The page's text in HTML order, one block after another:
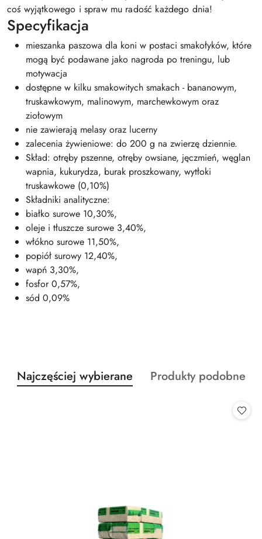
coś wyjątkowego i spraw mu radość każdego dnia!
Specyfikacja
mieszanka paszowa dla koni w postaci smakołyków, które
mogą być podawane jako nagroda po treningu, lub
motywacja
dostępne w kilku smakowitych smakach - bananowym,
truskawkowym, malinowym, marchewkowym oraz
ziołowym
nie zawierają melasy oraz lucerny
zalecenia żywieniowe: do 200 g na zwierzę dziennie.
Skład: otręby pszenne, otręby owsiane, jęczmień, węglan
wapnia, kukurydza, burak proszkowany, wytłoki
truskawkowe (0,10%)
Składniki analityczne:
białko surowe 10,30%,
oleje i tłuszcze surowe 3,40%,
włókno surowe 11,50%,
popiół surowy 12,40%,
wapń 3,30%,
fosfor 0,57%,
sód 0,09%
Pomiń karuzelę produktów
Produkty
o
Najczęściej wybierane
Produkty
Produkty podobne